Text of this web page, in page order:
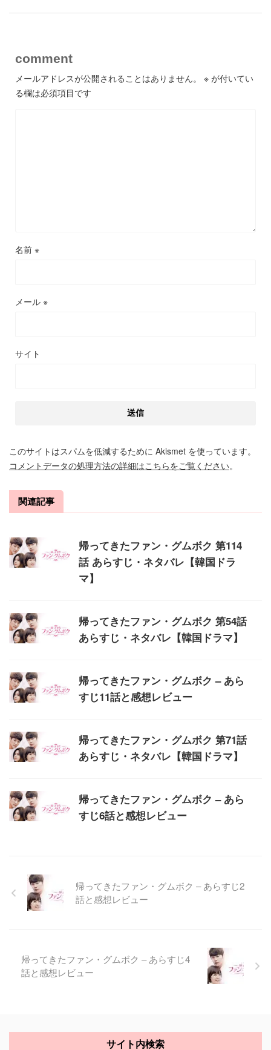
comment
メールアドレスが公開されることはありません。 ※ が付いてい
る欄は必須項目です
名前 ※
メール ※
サイト
このサイトはスパムを低減するために Akismet を使っています。
コメントデータの処理方法の詳細はこちらをご覧ください。
関連記事
帰ってきたファン・グムボク 第114
話 あらすじ・ネタバレ【韓国ドラ
マ】
帰ってきたファン・グムボク 第54話
あらすじ・ネタバレ【韓国ドラマ】
帰ってきたファン・グムボク – あら
すじ11話と感想レビュー
帰ってきたファン・グムボク 第71話
あらすじ・ネタバレ【韓国ドラマ】
帰ってきたファン・グムボク – あら
すじ6話と感想レビュー
帰ってきたファン・グムボク – あらすじ2
話と感想レビュー
帰ってきたファン・グムボク – あらすじ4
話と感想レビュー
サイト内検索